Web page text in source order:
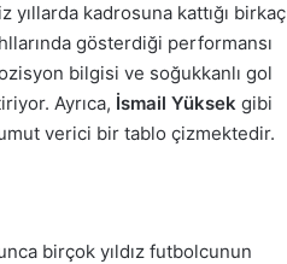
kadrosuna kattığı birkaç
gösterdiği performansı
bilgisi ve soğukkanlı gol
Ayrıca, İsmail Yüksek gibi
verici bir tablo çizmektedir.
birçok yıldız futbolcunun